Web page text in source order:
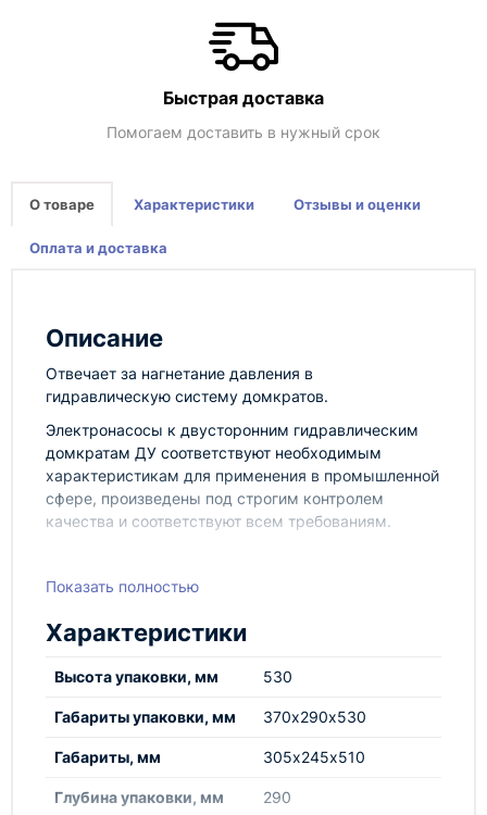
Быстрая доставка
Помогаем доставить в нужный срок
О товаре Характеристики Отзывы и оценки
Оплата и доставка
Описание
Отвечает за нагнетание давления в
гидравлическую систему домкратов.
Электронасосы к двусторонним гидравлическим
домкратам ДУ соответствуют необходимым
характеристикам для применения в промышленной
сфере, произведены под строгим контролем
качества и соответствуют всем требованиям.
Оборудование марки TOR, представленное в
России и странах ЕАЭС, производится по
российским Техническим условиям, полностью
соответствует Техническому регламенту
Таможенного союза ТР ТС 010/2011 «О
испытания в лаборатории УралНИИЛП и имеет
Показать полностью
Характеристики
Высота упаковки, мм 530
Габариты упаковки, мм 370х290х530
Габариты, мм 305х245х510
Глубина упаковки, мм 290